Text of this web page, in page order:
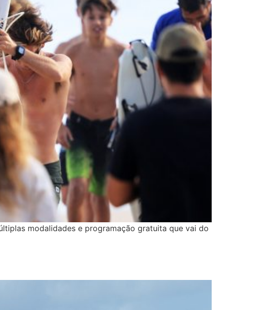
modalidades e programação gratuita que vai do